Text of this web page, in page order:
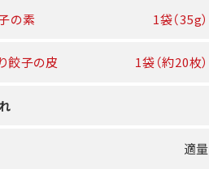
の素 1袋（35g）
餃子の皮 1袋（約20枚）
適量